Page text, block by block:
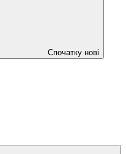
Спочатку нові